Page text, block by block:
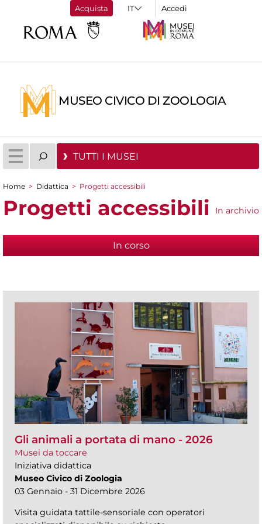
Acquista Accedi
MUSEO CIVICO DI ZOOLOGIA
TUTTI I MUSEI
Tu sei qui
Home > Didattica > Progetti accessibili
Progetti accessibili In archivio
In corso(scheda attiva)
Gli animali a portata di mano - 2026
Musei da toccare
Iniziativa didattica
Museo Civico di Zoologia
03 Gennaio - 31 Dicembre 2026
Visita guidata tattile-sensoriale con operatori